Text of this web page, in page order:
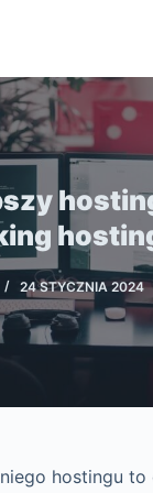
24 STYCZNIA 2024
hostingu to